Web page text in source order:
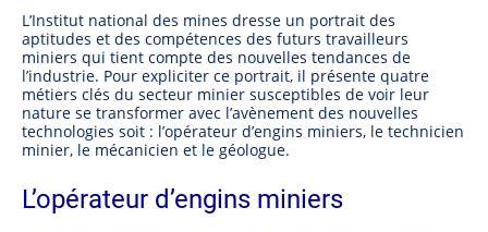
L’Institut national des mines dresse un portrait des
aptitudes et des compétences des futurs travailleurs
miniers qui tient compte des nouvelles tendances de
l’industrie. Pour expliciter ce portrait, il présente quatre
métiers clés du secteur minier susceptibles de voir leur
nature se transformer avec l’avènement des nouvelles
technologies soit : l’opérateur d’engins miniers, le technicien
minier, le mécanicien et le géologue.
L’opérateur d’engins miniers